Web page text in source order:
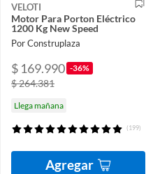
VELOTI
Motor Para Porton Eléctrico
1200 Kg New Speed
Por Construplaza
$ 169.990 -36%
$ 264.381
Llega mañana
(199)
Agregar